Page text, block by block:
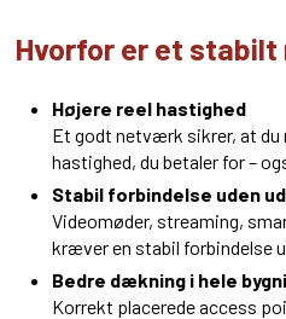
Hvorfor er et
Højere reel hastighed
​​Et godt netværk sikrer, at du
hastighed, du betaler for –
Stabil forbindelse uden
​Videomøder, streaming,
kræver en stabil forbindelse
Bedre dækning i hele
​Korrekt placerede access